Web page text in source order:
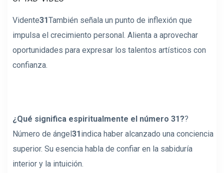
Vidente31También señala un punto de inflexión que
impulsa el crecimiento personal. Alienta a aprovechar
oportunidades para expresar los talentos artísticos con
confianza.
¿Qué significa espiritualmente el número 31??
Número de ángel31indica haber alcanzado una conciencia
superior. Su esencia habla de confiar en la sabiduría
interior y la intuición.